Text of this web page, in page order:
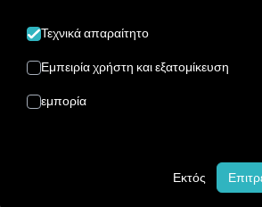
Έλεγχος αναχώρησης
της λειτουργικής ετοιμότητας του οχήματος.
Τεχνικά απαραίτητο
Εμπειρία χρήστη και εξατομίκευση
εμπορία
Εκτός